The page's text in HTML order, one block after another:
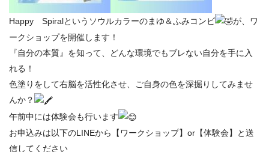
Happy Spiralというソウルカラーのまゆ＆ふみコンビ
が、ワ
ークショップを開催します！
『自分の本質』を知って、どんな環境でもブレない自分を手に入
れる！
色塗りをして右脳を活性化させ、ご自身の色を深掘りしてみませ
んか？
午前中には体験会も行います
お申込みは以下のLINEから【ワークショップ】or【体験会】と送
信してください